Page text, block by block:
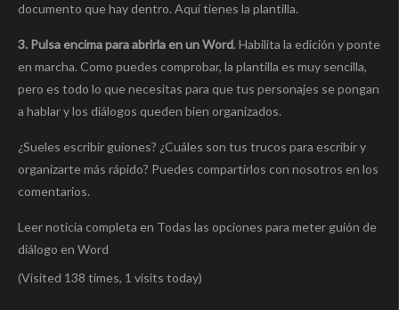
documento que hay dentro. Aquí tienes la plantilla.
3. Pulsa encima para abrirla en un Word. Habilita la edición y ponte
en marcha. Como puedes comprobar, la plantilla es muy sencilla,
pero es todo lo que necesitas para que tus personajes se pongan
a hablar y los diálogos queden bien organizados.
¿Sueles escribir guiones? ¿Cuáles son tus trucos para escribir y
organizarte más rápido? Puedes compartirlos con nosotros en los
comentarios.
Leer noticia completa en Todas las opciones para meter guión de
diálogo en Word
(Visited 138 times, 1 visits today)